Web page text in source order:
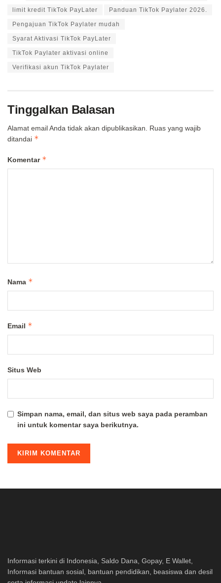
limit kredit TikTok PayLater Panduan TikTok Paylater 2026.
Pengajuan TikTok Paylater mudah
Syarat Aktivasi TikTok PayLater
TikTok Paylater aktivasi online
Verifikasi akun TikTok Paylater
Tinggalkan Balasan
Alamat email Anda tidak akan dipublikasikan.
Ruas yang wajib
ditandai *
Komentar *
Nama *
Email *
Situs Web
Simpan nama, email, dan situs web saya pada peramban
ini untuk komentar saya berikutnya.
Informasi terkini di Indonesia, Saldo Dana, Gopay, E Wallet,
Informasi bantuan sosial, bantuan pendidikan, beasiswa dan desil